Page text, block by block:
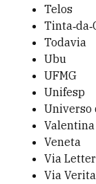
Telos
Todavia
Ubu
UFMG
Unifesp
Universo
Valentina
Veneta
Via
Via Verita